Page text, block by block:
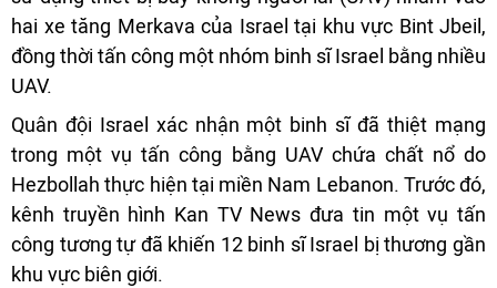
hai xe tăng Merkava của Israel tại khu vực Bint Jbeil,
đồng thời tấn công một nhóm binh sĩ Israel bằng nhiều
UAV.
Quân đội Israel xác nhận một binh sĩ đã thiệt mạng
trong một vụ tấn công bằng UAV chứa chất nổ do
Hezbollah thực hiện tại miền Nam Lebanon. Trước đó,
kênh truyền hình Kan TV News đưa tin một vụ tấn
công tương tự đã khiến 12 binh sĩ Israel bị thương gần
khu vực biên giới.